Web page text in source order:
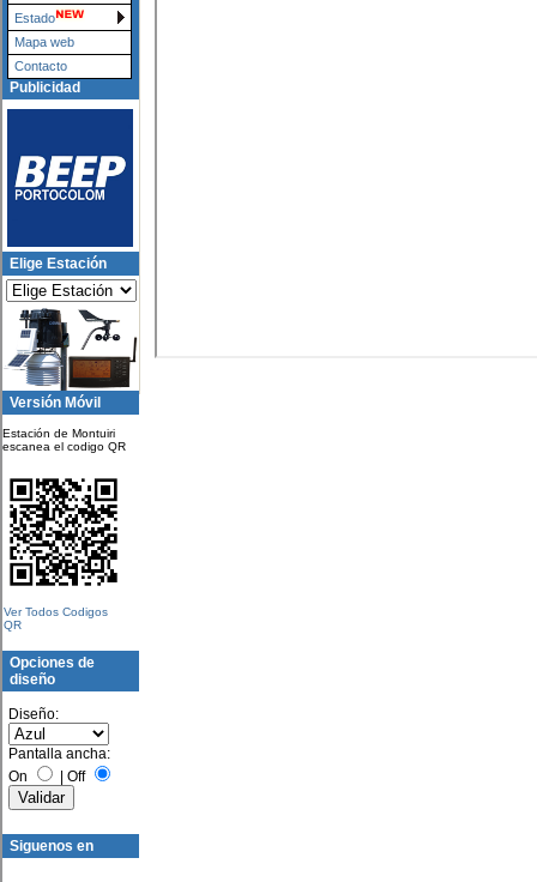
Estado
Mapa web
Contacto
Publicidad
Elige Estación
Versión Móvil
Estación de Montuiri
escanea el codigo QR
Ver Todos Codigos
QR
Opciones de
diseño
Diseño:
Pantalla ancha:
On
Off
Siguenos en